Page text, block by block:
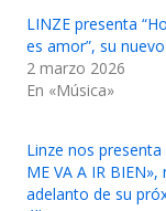
LINZE presenta
es amor”, su
2 marzo 2026
En «Música»
Linze nos presenta
ME VA A IR BIEN»,
adelanto de su